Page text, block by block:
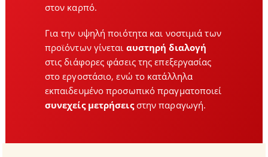
στον καρπό.
Για την υψηλή ποιότητα και νοστιμιά των
προϊόντων γίνεται αυστηρή διαλογή
στις διάφορες φάσεις της επεξεργασίας
στο εργοστάσιο, ενώ το κατάλληλα
εκπαιδευμένο προσωπικό πραγματοποιεί
συνεχείς μετρήσειςστην παραγωγή.